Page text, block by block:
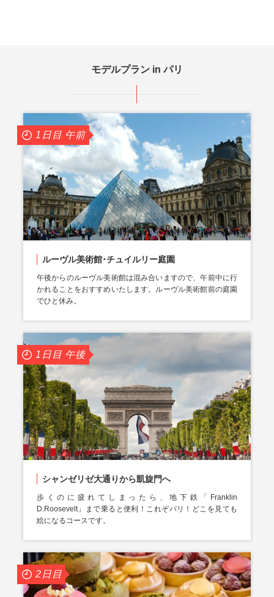
モデルプラン in パリ
1日目 午前
ルーヴル美術館･チュイルリー庭園
午後からのルーヴル美術館は混み合いますので、午前中に行
かれることをおすすめいたします。ルーヴル美術館前の庭園
でひと休み。
1日目 午後
シャンゼリゼ大通りから凱旋門へ
歩くのに疲れてしまったら、地下鉄「Franklin
D.Roosevelt」まで乗ると便利！これぞパリ！どこを見ても
絵になるコースです。
2日目